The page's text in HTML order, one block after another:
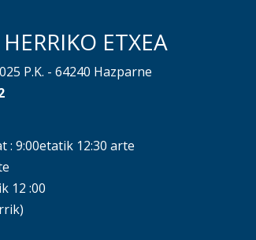
ETXEA
P.K. - 64240 Hazparne
9:00etatik 12:30 arte
12 :00